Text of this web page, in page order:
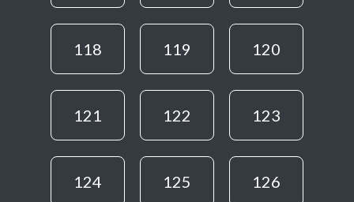
118 119 120
121 122 123
124 125 126